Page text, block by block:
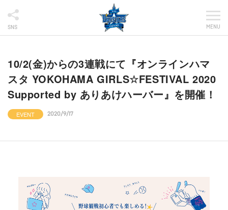
SNS MENU
10/2(金)からの3連戦にて『オンラインハマ
スタ YOKOHAMA GIRLS☆FESTIVAL 2020
Supported by ありあけハーバー』を開催！
EVENT 2020/9/17